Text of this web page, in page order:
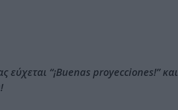
“¡Buenas proyecciones!” και